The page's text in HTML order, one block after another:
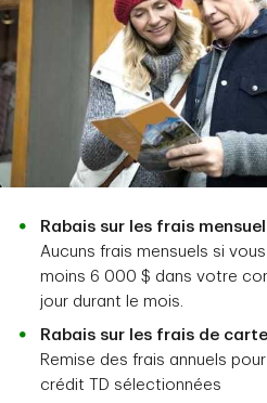
Rabais sur les frais
Aucuns frais mensuels si
moins 6 000 $ dans votre
jour durant le mois.
Rabais sur les frais de
Remise des frais annuels
crédit TD sélectionnées